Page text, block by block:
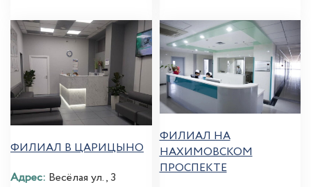
ФИЛИАЛ В ЦАРИЦЫНО
Адрес: Весёлая ул., 3
ФИЛИАЛ НА
НАХИМОВСКОМ
ПРОСПЕКТЕ